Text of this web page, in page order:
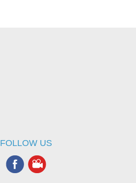
FOLLOW US